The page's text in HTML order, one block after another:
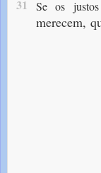
31 Se os
merecem,